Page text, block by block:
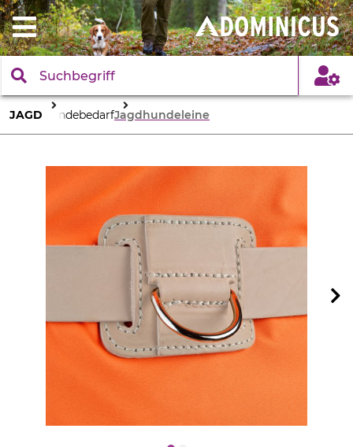
JAGD HundebedarfJagdhundeleine